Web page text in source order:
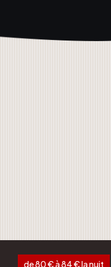
de 80 € à 84 € la nuit